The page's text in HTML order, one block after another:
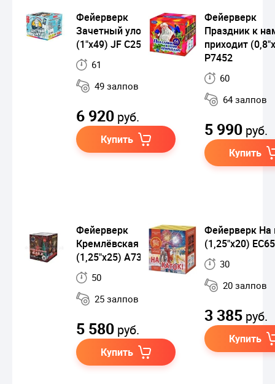
Фейерверк
Зачетный улов
(1"х49) JF C25-49/01
61
49 залпов
6 920 руб.
Купить
Фейерверк
Праздник к
приходит
Р7452
60
64 залпов
5 990 руб.
Купить
Фейерверк
Кремлёвская ёлка
(1,25"х25) A7312
50
25 залпов
5 580 руб.
Купить
Фейерверк На
(1,25"х20)
30
20 залпов
3 385 руб.
Купить